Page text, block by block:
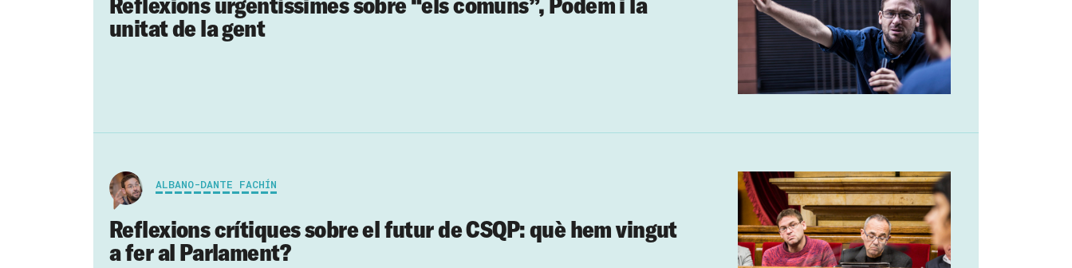
unitat de la gent
ALBANO-DANTE FACHÍN
Reflexions crítiques sobre el futur de CSQP: què hem vingut
a fer al Parlament?